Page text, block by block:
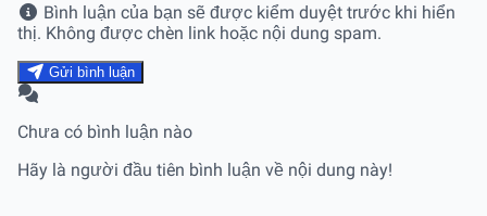
Bình luận của bạn sẽ được kiểm duyệt trước khi hiển
thị. Không được chèn link hoặc nội dung spam.
Gửi bình luận
Chưa có bình luận nào
Hãy là người đầu tiên bình luận về nội dung này!